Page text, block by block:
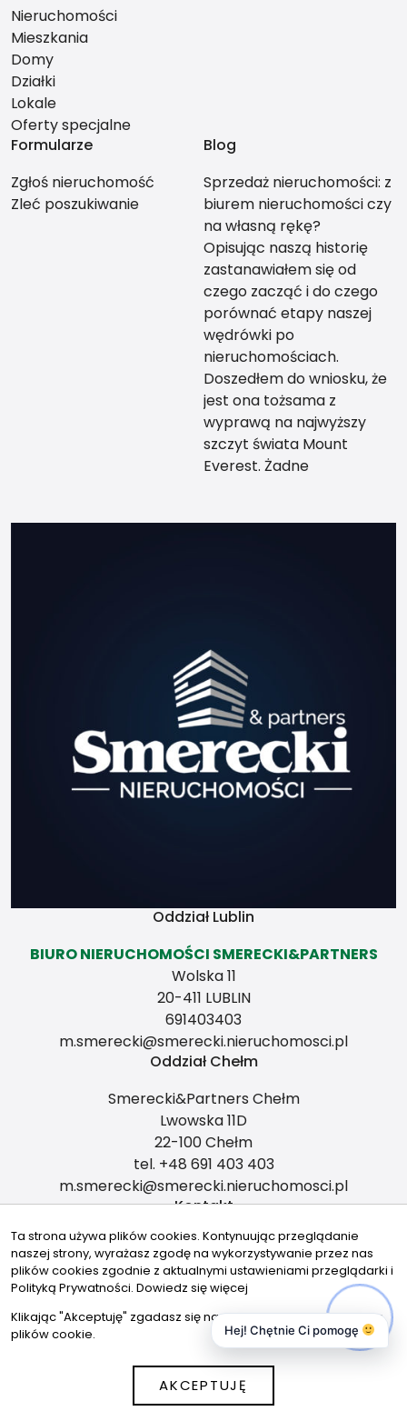
Nieruchomości
Mieszkania
Domy
Działki
Lokale
Oferty specjalne
Formularze
Zgłoś nieruchomość
Zleć poszukiwanie
Blog
Sprzedaż nieruchomości: z
biurem nieruchomości czy
na własną rękę?
Opisując naszą historię
zastanawiałem się od
czego zacząć i do czego
porównać etapy naszej
wędrówki po
nieruchomościach.
Doszedłem do wniosku, że
jest ona tożsama z
wyprawą na najwyższy
szczyt świata Mount
Everest. Żadne
czasie może zostaniesz
przewodnikiem ale zależy
to od Ciebie samego i
twojej charyzmy. Zależy to
również od Twego
przewodnika, z którym
poszedłeś w góry pierwszy
Oddział Lublin
BIURO NIERUCHOMOŚCI SMERECKI&PARTNERS
Wolska 11
20-411 LUBLIN
691403403
m.smerecki@smerecki.nieruchomosci.pl
Oddział Chełm
Smerecki&Partners Chełm
Lwowska 11D
22-100 Chełm
tel. +48 691 403 403
m.smerecki@smerecki.nieruchomosci.pl
Kontakt
m.smerecki@smerecki.nieruchomosci.pl
691403403
Znajdziesz nas tu
© 2026 Wszystkie prawa zastrzeżone | Program dla biur
Ta strona używa plików cookies. Kontynuując przeglądanie
naszej strony, wyrażasz zgodę na wykorzystywanie przez nas
plików cookies zgodnie z aktualnymi ustawieniami przeglądarki i
Polityką Prywatności. Dowiedz się więcej
Klikając "Akceptuję" zgadasz się na wykorzystywanie przez nas
plików cookie.
AKCEPTUJĘ
Hej! Chętnie Ci pomogę